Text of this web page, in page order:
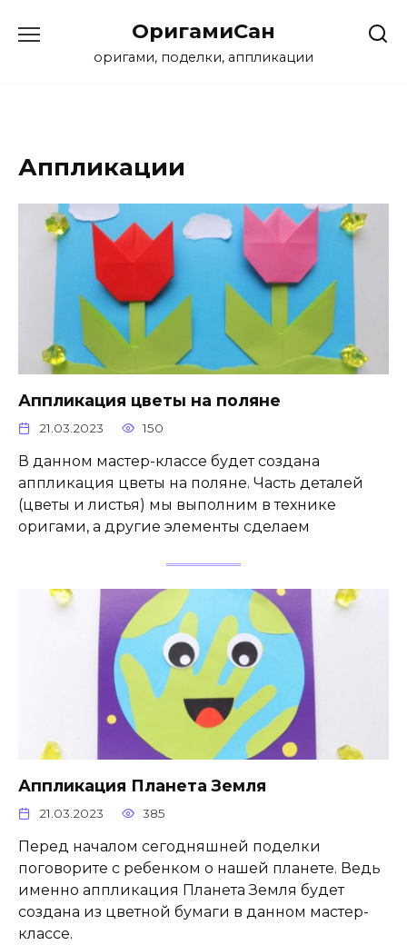
содержанию
ОригамиСан
оригами, поделки, аппликации
Аппликации
Аппликация цветы на поляне
21.03.2023 150
В данном мастер-классе будет создана
аппликация цветы на поляне. Часть деталей
(цветы и листья) мы выполним в технике
оригами, а другие элементы сделаем
Аппликация Планета Земля
21.03.2023 385
Перед началом сегодняшней поделки
поговорите с ребенком о нашей планете. Ведь
именно аппликация Планета Земля будет
создана из цветной бумаги в данном мастер-
классе.